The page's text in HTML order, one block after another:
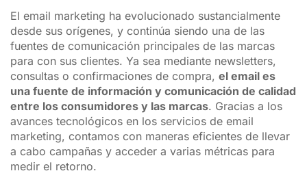
El email marketing ha evolucionado sustancialmente
desde sus orígenes, y continúa siendo una de las
fuentes de comunicación principales de las marcas
para con sus clientes. Ya sea mediante newsletters,
consultas o confirmaciones de compra, el email es
una fuente de información y comunicación de calidad
entre los consumidores y las marcas. Gracias a los
avances tecnológicos en los servicios de email
marketing, contamos con maneras eficientes de llevar
a cabo campañas y acceder a varias métricas para
medir el retorno.